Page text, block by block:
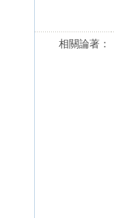
相關論著：